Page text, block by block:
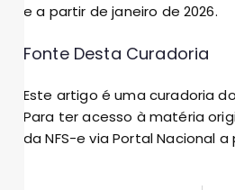
e a partir de janeiro de 2026.
Fonte Desta Curadoria
Este artigo é uma curadoria
Para ter acesso à matéria
da NFS-e via Portal Nacional a